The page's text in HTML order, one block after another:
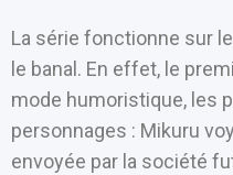
La série fonctionne sur
le banal. En effet, le
mode humoristique, les
personnages : Mikuru
envoyée par la société